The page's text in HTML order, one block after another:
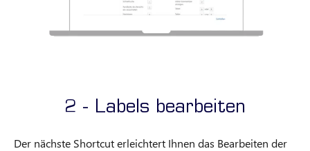
2 - Labels bearbeiten
Der nächste Shortcut erleichtert Ihnen das Bearbeiten der